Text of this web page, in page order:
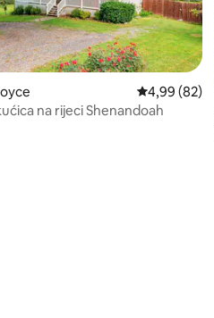
Prosječna
4,99 (82)
na rijeci Shenandoah